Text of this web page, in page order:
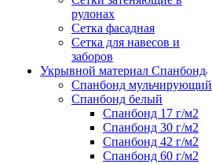
рулонах
Сетка фасадная
Сетка для навесов и
заборов
Укрывной материал Спанбонд
Спанбонд мульчирующий
Спанбонд белый
Спанбонд 17 г/м2
Спанбонд 30 г/м2
Спанбонд 42 г/м2
Спанбонд 60 г/м2